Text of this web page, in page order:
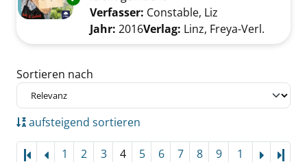
Verfasser: Constable, Liz
Jahr: 2016Verlag: Linz, Freya-Verl.
Zu den Suchfiltern springen
Sortieren nach
aufsteigend sortieren
1 2 3 4 5 6 7 8 9
1